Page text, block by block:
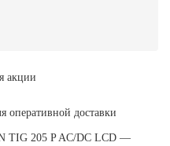
акции
TIG 205 P AC/DC LCD —
оперативной доставки